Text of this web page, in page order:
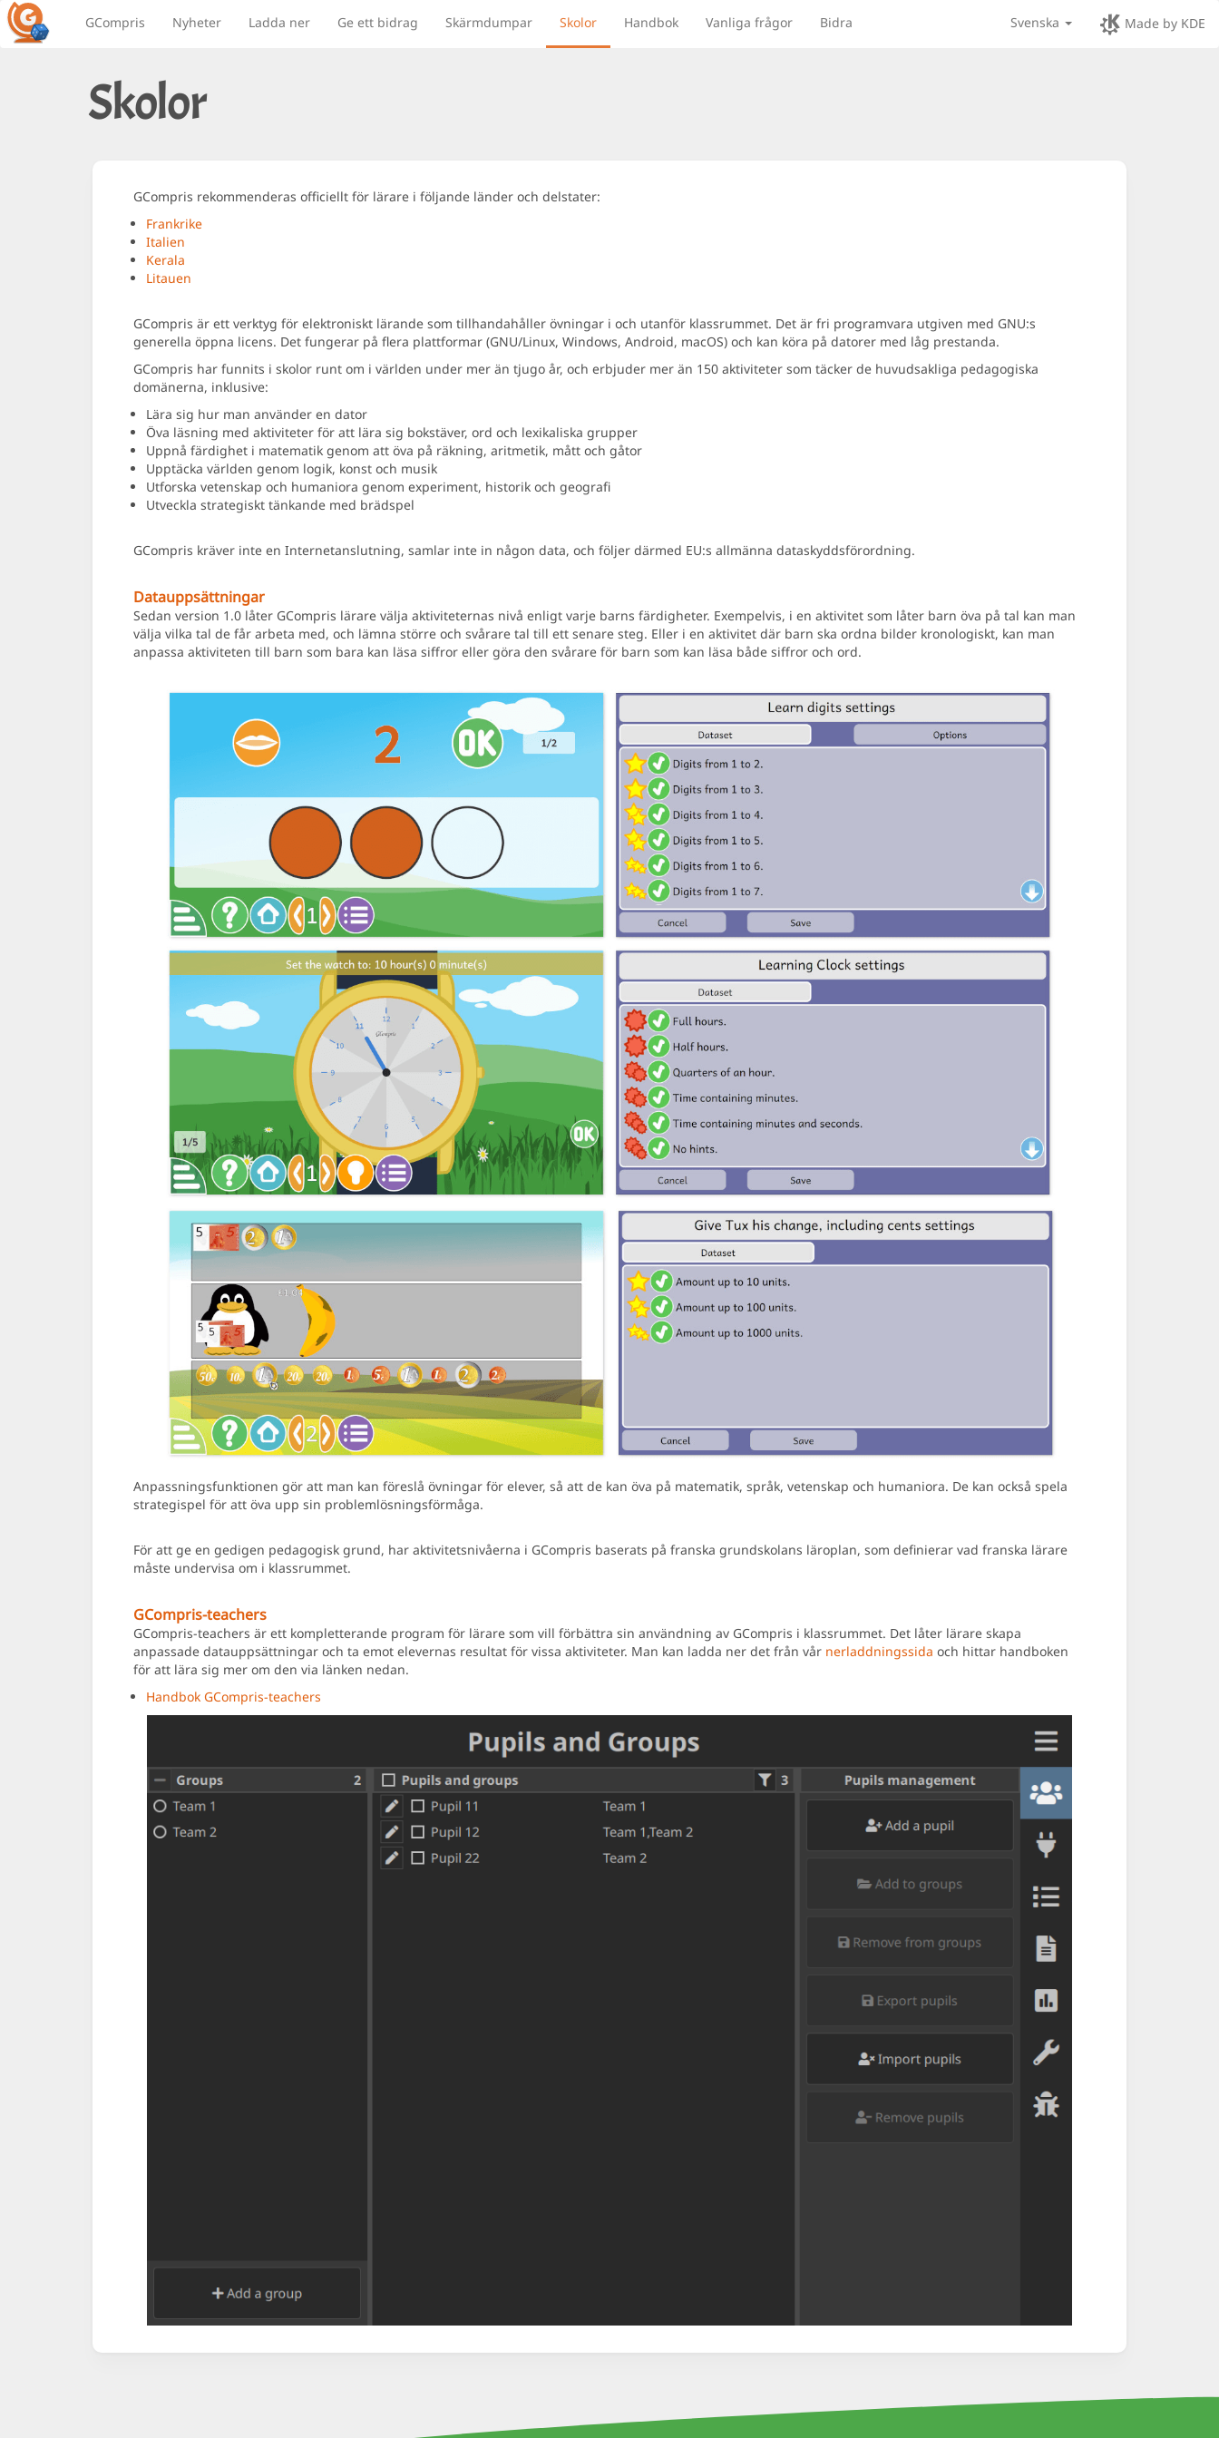
GCompris Nyheter Ladda ner Ge ett bidrag Skärmdumpar Skolor Handbok Vanliga frågor Bidra Svenska Made by KDE
Skolor
GCompris rekommenderas officiellt för lärare i följande länder och delstater:
Frankrike
Italien
Kerala
Litauen
GCompris är ett verktyg för elektroniskt lärande som tillhandahåller övningar i och utanför klassrummet. Det är fri programvara utgiven med GNU:s
generella öppna licens. Det fungerar på flera plattformar (GNU/Linux, Windows, Android, macOS) och kan köra på datorer med låg prestanda.
GCompris har funnits i skolor runt om i världen under mer än tjugo år, och erbjuder mer än 150 aktiviteter som täcker de huvudsakliga pedagogiska
domänerna, inklusive:
Lära sig hur man använder en dator
Öva läsning med aktiviteter för att lära sig bokstäver, ord och lexikaliska grupper
Uppnå färdighet i matematik genom att öva på räkning, aritmetik, mått och gåtor
Upptäcka världen genom logik, konst och musik
Utforska vetenskap och humaniora genom experiment, historik och geografi
Utveckla strategiskt tänkande med brädspel
GCompris kräver inte en Internetanslutning, samlar inte in någon data, och följer därmed EU:s allmänna dataskyddsförordning.
Datauppsättningar
Sedan version 1.0 låter GCompris lärare välja aktiviteternas nivå enligt varje barns färdigheter. Exempelvis, i en aktivitet som låter barn öva på tal kan man
välja vilka tal de får arbeta med, och lämna större och svårare tal till ett senare steg. Eller i en aktivitet där barn ska ordna bilder kronologiskt, kan man
anpassa aktiviteten till barn som bara kan läsa siffror eller göra den svårare för barn som kan läsa både siffror och ord.
Anpassningsfunktionen gör att man kan föreslå övningar för elever, så att de kan öva på matematik, språk, vetenskap och humaniora. De kan också spela
strategispel för att öva upp sin problemlösningsförmåga.
För att ge en gedigen pedagogisk grund, har aktivitetsnivåerna i GCompris baserats på franska grundskolans läroplan, som definierar vad franska lärare
måste undervisa om i klassrummet.
GCompris-teachers
GCompris-teachers är ett kompletterande program för lärare som vill förbättra sin användning av GCompris i klassrummet. Det låter lärare skapa
anpassade datauppsättningar och ta emot elevernas resultat för vissa aktiviteter. Man kan ladda ner det från vår nerladdningssida och hittar handboken
för att lära sig mer om den via länken nedan.
Handbok GCompris-teachers